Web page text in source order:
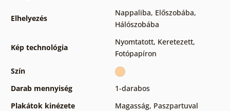
Elhelyezés
Nappaliba, Előszobába,
Hálószobába
Kép technológia
Nyomtatott, Keretezett,
Fotópapíron
Szín
Darab mennyiség
1-darabos
Plakátok kinézete
Magasság, Paszpartuval